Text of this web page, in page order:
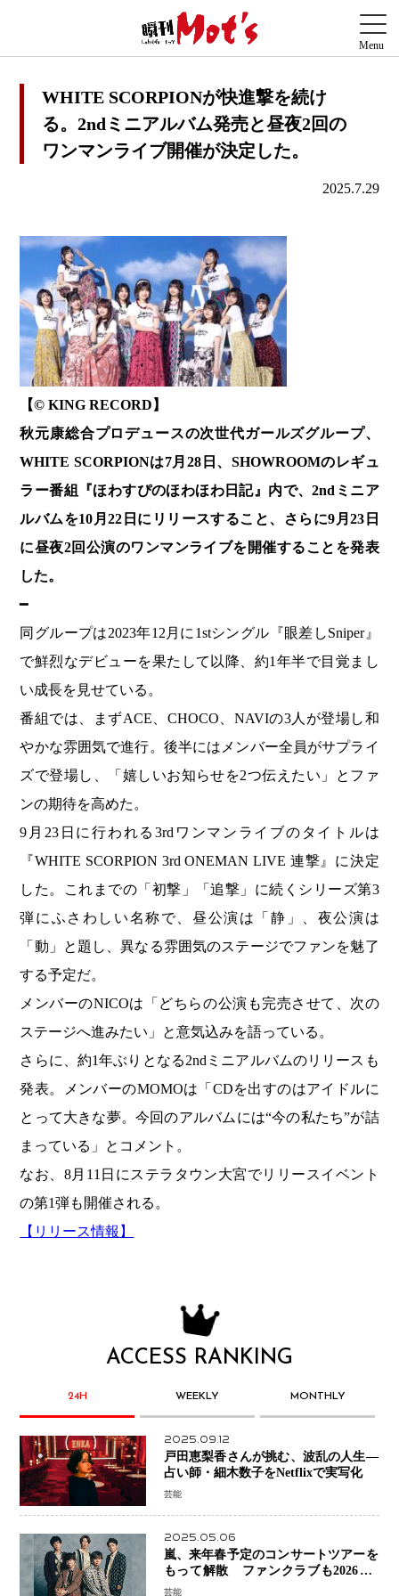
WHITE SCORPIONが快進撃を続け
る。2ndミニアルバム発売と昼夜2回の
ワンマンライブ開催が決定した。
2025.7.29
【© KING RECORD】
秋元康総合プロデュースの次世代ガールズグループ、
WHITE SCORPIONは7月28日、SHOWROOMのレギュ
ラー番組『ほわすぴのほわほわ日記』内で、2ndミニア
ルバムを10月22日にリリースすること、さらに9月23日
に昼夜2回公演のワンマンライブを開催することを発表
した。
━
同グループは2023年12月に1stシングル『眼差しSniper』
で鮮烈なデビューを果たして以降、約1年半で目覚まし
い成長を見せている。
番組では、まずACE、CHOCO、NAVIの3人が登場し和
やかな雰囲気で進行。後半にはメンバー全員がサプライ
ズで登場し、「嬉しいお知らせを2つ伝えたい」とファ
ンの期待を高めた。
9月23日に行われる3rdワンマンライブのタイトルは
『WHITE SCORPION 3rd ONEMAN LIVE 連撃』に決定
した。これまでの「初撃」「追撃」に続くシリーズ第3
弾にふさわしい名称で、昼公演は「静」、夜公演は
「動」と題し、異なる雰囲気のステージでファンを魅了
する予定だ。
メンバーのNICOは「どちらの公演も完売させて、次の
ステージへ進みたい」と意気込みを語っている。
さらに、約1年ぶりとなる2ndミニアルバムのリリースも
発表。メンバーのMOMOは「CDを出すのはアイドルに
とって大きな夢。今回のアルバムには“今の私たち”が詰
まっている」とコメント。
なお、8月11日にステラタウン大宮でリリースイベント
の第1弾も開催される。
【リリース情報】
ACCESS RANKING
24H WEEKLY MONTHLY
2025.09.12
戸田恵梨香さんが挑む、波乱の人生―
占い師・細木数子をNetflixで実写化
芸能
2025.05.06
嵐、来年春予定のコンサートツアーを
もって解散 ファンクラブも2026年5
月末で活動終了
芸能